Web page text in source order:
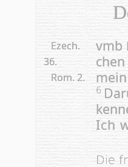
Ezech.
36.
Rom. 2.
vmb
6
Ich
Die